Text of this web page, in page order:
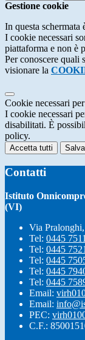
Gestione cookie
In questa schermata
I cookie necessari
piattaforma e non è
Per conoscere quali
visionare la
Cookie necessari
I cookie necessari
disabilitati. È
policy.
Accetta tutti
Contatti
Istituto
(VI)
Via
Tel: 0445
Tel: 0445
Tel: 0445
Tel: 0445
Tel: 0445
Email:
Email:
PEC:
C.F.: